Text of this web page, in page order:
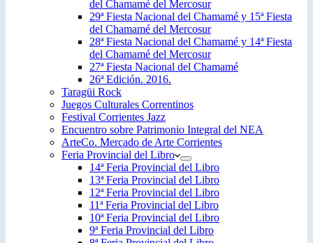
del Chamamé del Mercosur
29ª Fiesta Nacional del Chamamé y 15ª Fiesta
del Chamamé del Mercosur
28ª Fiesta Nacional del Chamamé y 14ª Fiesta
del Chamamé del Mercosur
27ª Fiesta Nacional del Chamamé
26ª Edición. 2016.
Taragüi Rock
Juegos Culturales Correntinos
Festival Corrientes Jazz
Encuentro sobre Patrimonio Integral del NEA
ArteCo. Mercado de Arte Corrientes
Feria Provincial del Libro
14ª Feria Provincial del Libro
13ª Feria Provincial del Libro
12ª Feria Provincial del Libro
11ª Feria Provincial del Libro
10ª Feria Provincial del Libro
9ª Feria Provincial del Libro